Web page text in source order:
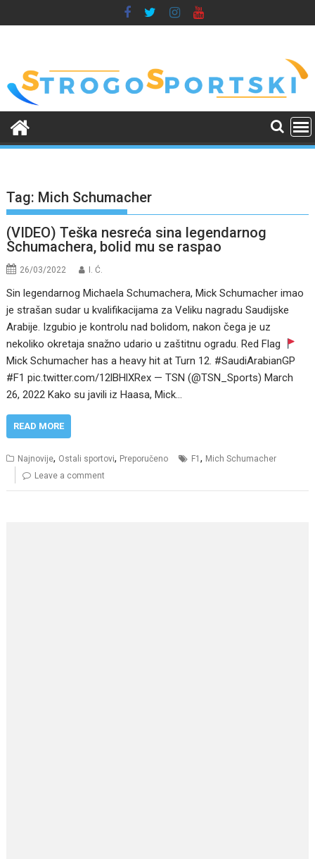
to
Tag: Mich Schumacher
(VIDEO) Teška nesreća sina legendarnog
Schumachera, bolid mu se raspao
26/03/2022 I. Ć.
Sin legendarnog Michaela Schumachera, Mick Schumacher imao
je strašan sudar u kvalifikacijama za Veliku nagradu Saudijske
Arabije. Izgubio je kontrolu nad bolidom, nakon čega je uz
nekoliko okretaja snažno udario u zaštitnu ogradu. Red Flag
Mick Schumacher has a heavy hit at Turn 12. #SaudiArabianGP
#F1 pic.twitter.com/12lBHlXRex — TSN (@TSN_Sports) March
26, 2022 Kako su javili iz Haasa, Mick…
READ MORE
Najnovije, Ostali sportovi, Preporučeno F1, Mich Schumacher
Leave a comment